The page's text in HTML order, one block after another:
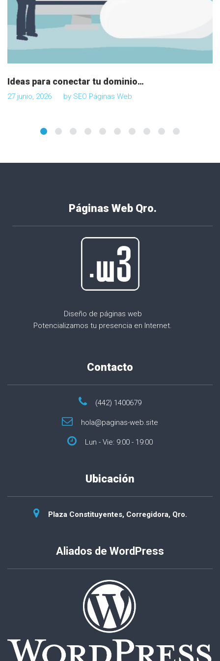
Ideas para conectar tu dominio…
27 junio, 2026 by SEO Páginas Web
Páginas Web Qro.
Diseño de páginas web
Potencializamos tu presencia en Internet.
Contacto
(442) 1400679
hola@paginas-web.site
Lun - Vie: 9:00 - 19:00
Ubicación
Plaza Constituyentes, Corregidora, Qro.
Aliados de WordPress